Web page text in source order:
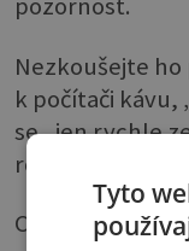
pozornost.
Nezkoušejte
k počítači kávu,
se „jen rychle
rohlíky.
Co teď a co
Tyto